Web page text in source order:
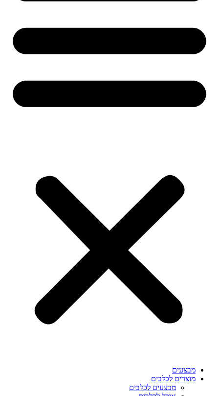
מבצעים
מוצרים לכלבים
מבצעים לכלבים